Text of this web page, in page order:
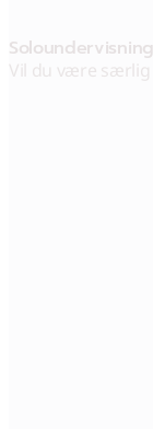
Solo­undervisning
Vil du være